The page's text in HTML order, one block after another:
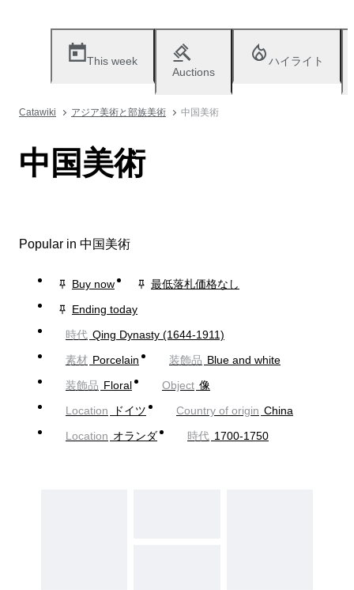
This week
Auctions
ハイライト
Catawiki アジア美術と部族美術 中国美術
中国美術
Popular in 中国美術
Buy now
最低落札価格なし
Ending today
時代 Qing Dynasty (1644-1911)
素材 Porcelain 装飾品 Blue and white
装飾品 Floral Object 像
Location
ドイツ Country of origin China
Location オランダ 時代 1700-1750